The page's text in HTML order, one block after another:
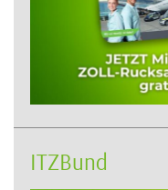
ITZBund